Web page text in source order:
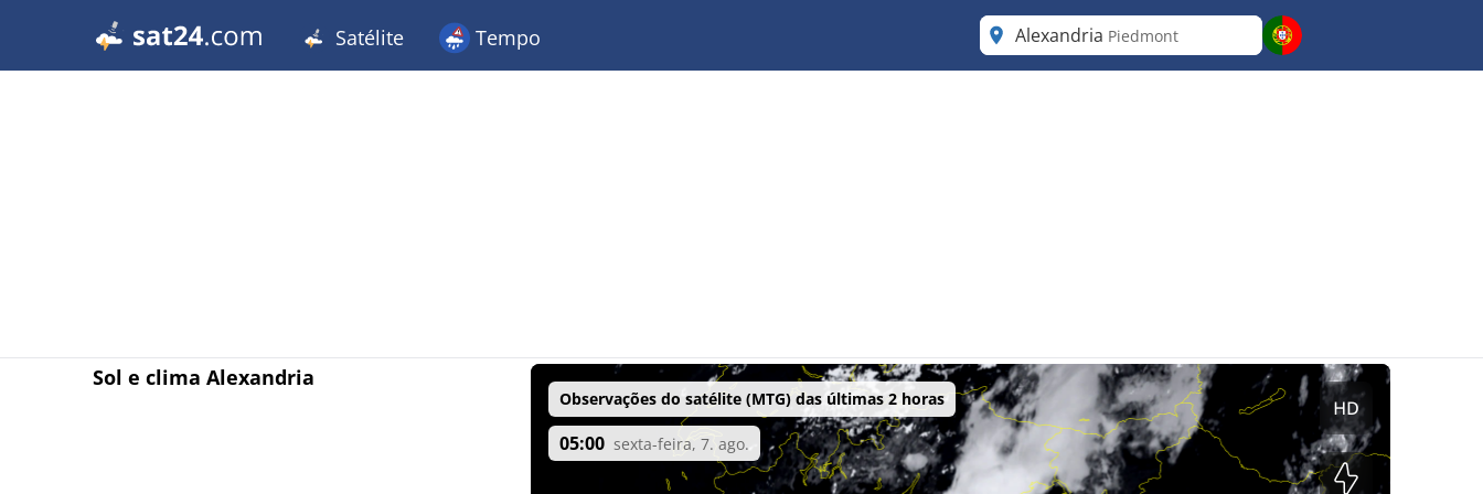
Satélite Tempo Alexandria Piedmont
Sol e clima Alexandria
Observações do satélite (MTG) das últimas 2 horas
05:00 sexta-feira, 7. ago.